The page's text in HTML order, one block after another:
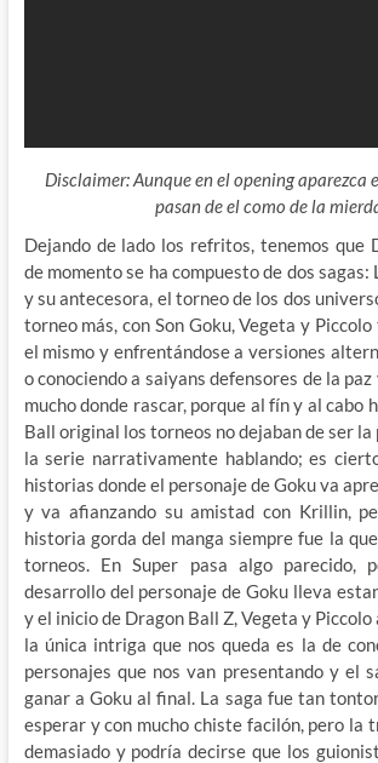
Disclaimer: Aunque en el opening aparezca
pasan de el como de la
Dejando de lado los refritos, tenemos que
de momento se ha compuesto de dos sagas:
y su antecesora, el torneo de los dos
torneo más, con Son Goku, Vegeta y
el mismo y enfrentándose a versiones
o conociendo a saiyans defensores de la
mucho donde rascar, porque al fín y alcabo
Ball original los torneos no dejaban de ser la
la serie narrativamente hablando; es
historias donde el personaje de Goku va
y va afianzando su amistad con Krillin,
historia gorda del manga siempre fue la
torneos. En Super pasa algo parecido,
desarrollo del personaje de Goku lleva
y el inicio de Dragon Ball Z, Vegeta y
la única intriga que nos queda es la de
personajes que nos van presentando y el
ganar a Goku al final. La saga fue tan
esperar y con mucho chiste facilón, pero la
demasiado y podría decirse que los